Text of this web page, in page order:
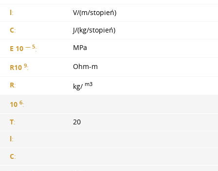
l:
V/(m/stopień)
C: J/(kg/stopień)
E 10 — 5: MPa
R10 9: Ohm-m
R: kg/ m3
10 6:
T:
20
:
C: